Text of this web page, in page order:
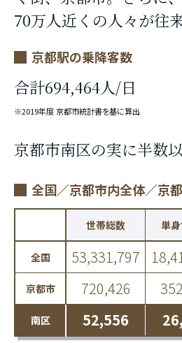
70万人近くの人々が往来
京都駅の乗降客数
合計694,464人/日
※2019年度 京都市統計書を基に算出
京都市南区の実に半数
全国／京都市内全体／京
世帯総数 単
全国 53,331,797
京都市 720,426
南区 52,556